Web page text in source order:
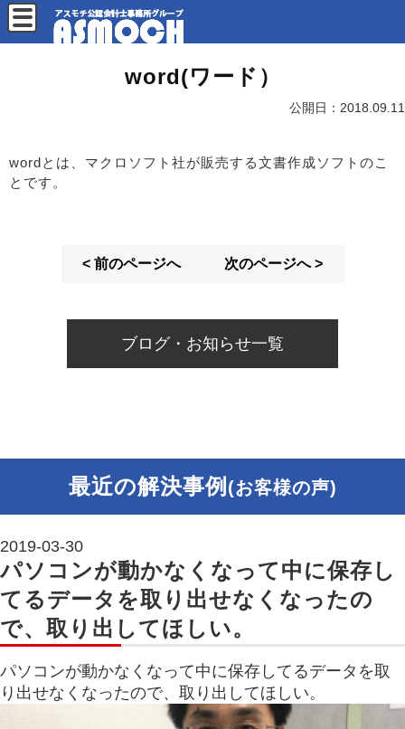
word(ワード）
公開日： 2018.09.11
wordとは、マクロソフト社が販売する文書作成ソフトのこ
とです。
< 前のページへ 次のページへ >
ブログ・お知らせ一覧
最近の解決事例 (お客様の声)
2019-03-30
パソコンが動かなくなって中に保存し
てるデータを取り出せなくなったの
で、取り出してほしい。
パソコンが動かなくなって中に保存してるデータを取
り出せなくなったので、取り出してほしい。